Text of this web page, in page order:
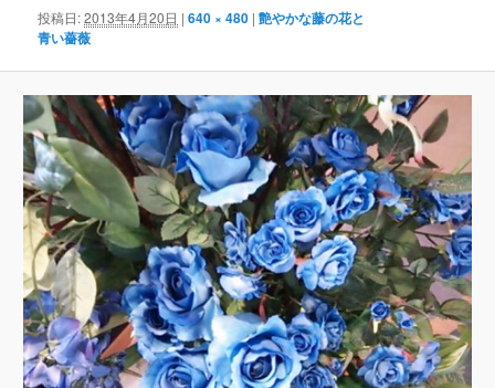
ー
シ
ョ
ン
投稿日:2013年4月20日 |640 × 480 |艶やかな藤の花と
青い薔薇